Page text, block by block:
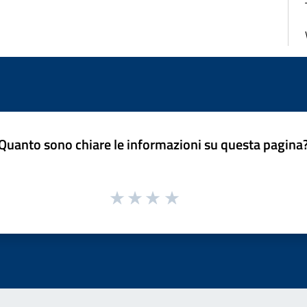
sono chiare le informazioni su questa